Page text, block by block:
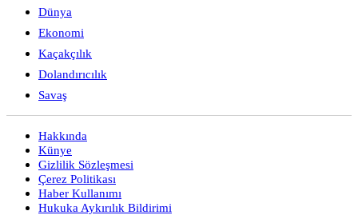
Dünya
Ekonomi
Kaçakçılık
Dolandırıcılık
Savaş
Hakkında
Künye
Gizlilik Sözleşmesi
Çerez Politikası
Haber Kullanımı
Hukuka Aykırılık Bildirimi